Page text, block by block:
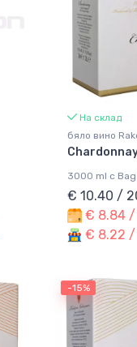
На склад
бяло вино
3000 ml с
€ 10.40 /
€ 8.84 /
€ 8.22 /
-15%